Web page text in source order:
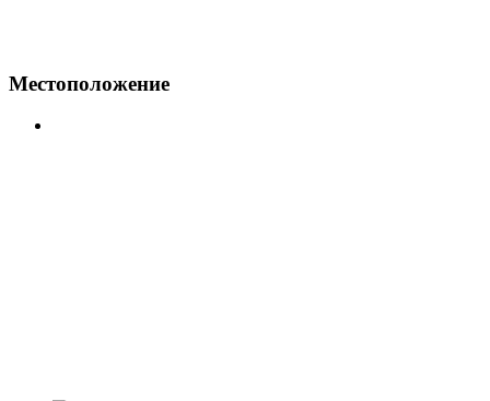
Местоположение